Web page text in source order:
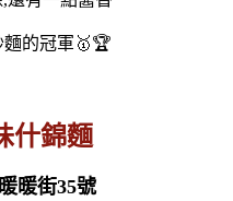
的冠軍🥇🏆
什錦麵
暖街35號